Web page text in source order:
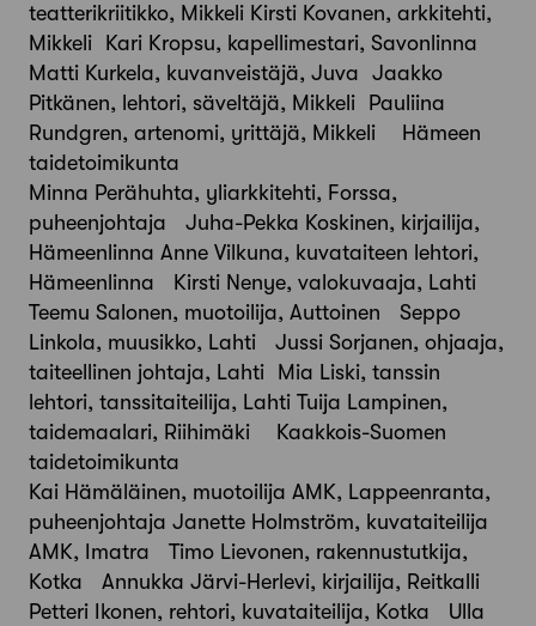
teatterikriitikko, Mikkeli Kirsti Kovanen, arkkitehti,
Mikkeli Kari Kropsu, kapellimestari, Savonlinna
Matti Kurkela, kuvanveistäjä, Juva Jaakko
Pitkänen, lehtori, säveltäjä, Mikkeli Pauliina
Rundgren, artenomi, yrittäjä, Mikkeli Hämeen
taidetoimikunta
Minna Perähuhta, yliarkkitehti, Forssa,
puheenjohtaja Juha-Pekka Koskinen, kirjailija,
Hämeenlinna Anne Vilkuna, kuvataiteen lehtori,
Hämeenlinna Kirsti Nenye, valokuvaaja, Lahti
Teemu Salonen, muotoilija, Auttoinen Seppo
Linkola, muusikko, Lahti Jussi Sorjanen, ohjaaja,
taiteellinen johtaja, Lahti Mia Liski, tanssin
lehtori, tanssitaiteilija, Lahti Tuija Lampinen,
taidemaalari, Riihimäki Kaakkois-Suomen
taidetoimikunta
Kai Hämäläinen, muotoilija AMK, Lappeenranta,
puheenjohtaja Janette Holmström, kuvataiteilija
AMK, Imatra Timo Lievonen, rakennustutkija,
Kotka Annukka Järvi-Herlevi, kirjailija, Reitkalli
Petteri Ikonen, rehtori, kuvataiteilija, Kotka Ulla